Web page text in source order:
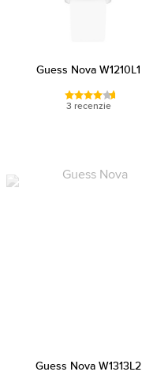
Guess Nova W1210L1
3 recenzie
Guess Nova W1313L2